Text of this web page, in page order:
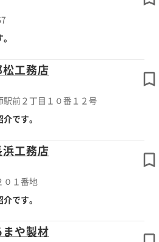
工務店
前２丁目１０番１２号
です。
工務店
０１番地
です。
や製材